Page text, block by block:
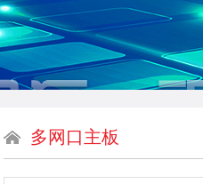
多网口主板